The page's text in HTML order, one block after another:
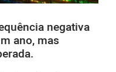
negativa
ano, mas